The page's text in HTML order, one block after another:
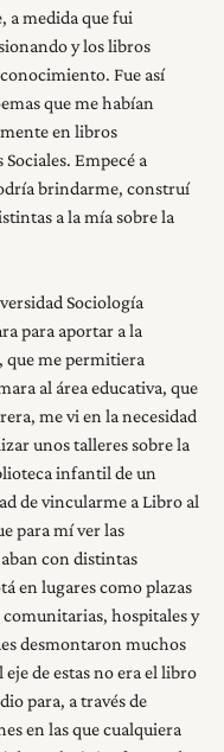
a medida que fui
y los libros
Fue así
que me habían
en libros
Empecé a
brindarme, construí
a la mía sobre la
Sociología
para aportar a la
que me permitiera
al área educativa, que
me vi en la necesidad
unos talleres sobre la
infantil de un
de vincularme a Libro al
para mí ver las
con distintas
en lugares como plazas
hospitales y
desmontaron muchos
de estas no era el libro
para, a través de
en las que cualquiera